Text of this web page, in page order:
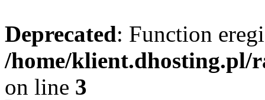
Deprecated: Function
/home/
on line 3